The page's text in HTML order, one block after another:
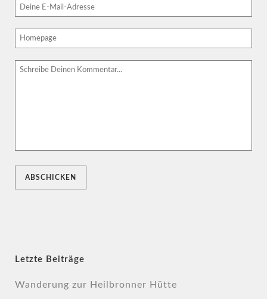
Letzte Beiträge
Wanderung zur Heilbronner Hütte